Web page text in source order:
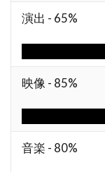
ドナルド・
ドナルド・
ドナルド・
ドナ・ジグ
演出 - 65%
映像 - 85%
音楽 - 80%